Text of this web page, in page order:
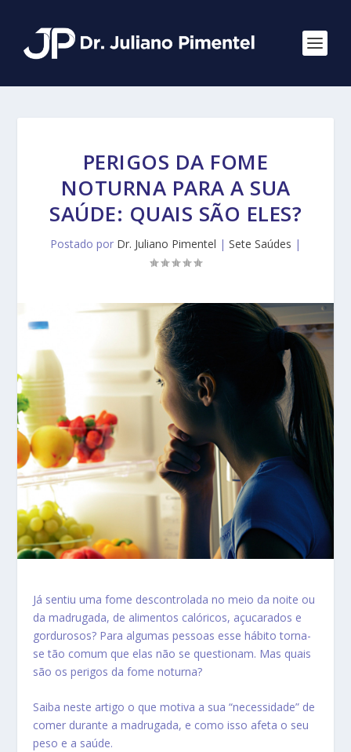
PERIGOS DA FOME
NOTURNA PARA A SUA
SAÚDE: QUAIS SÃO ELES?
Postado por Dr. Juliano Pimentel | Sete Saúdes |
Já sentiu uma fome descontrolada no meio da noite ou
da madrugada, de alimentos calóricos, açucarados e
gordurosos? Para algumas pessoas esse hábito torna-
se tão comum que elas não se questionam. Mas quais
são osperigos da fome noturna?
Saiba neste artigo o que motiva a sua “necessidade” de
comer durante a madrugada, e como isso afeta o seu
peso e a saúde.